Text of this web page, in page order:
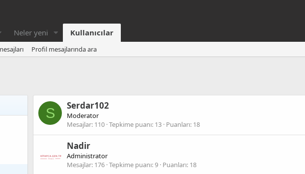
Neler yeni Kullanıcılar
Profil mesajlarında ara
S Serdar102
Moderator
Mesajlar 110 Tepkime puanı 13 Puanları 18
Nadir
Administrator
Mesajlar 176 Tepkime puanı 9 Puanları 18